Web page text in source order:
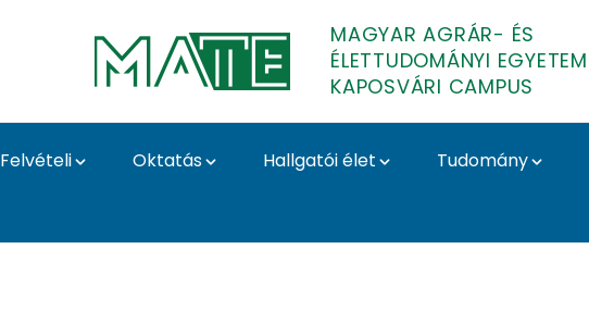
MAGYAR AGRÁR- ÉS
ÉLETTUDOMÁNYI EGYETEM
KAPOSVÁRI CAMPUS
Felvételi Oktatás Hallgatói élet Tudomány